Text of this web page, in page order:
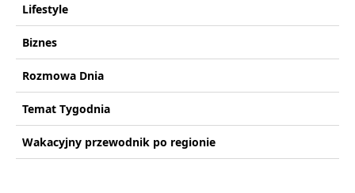
Lifestyle
Biznes
Rozmowa Dnia
Temat Tygodnia
Wakacyjny przewodnik po regionie